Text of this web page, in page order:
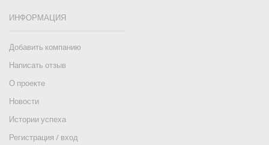
ИНФОРМАЦИЯ
Добавить компанию
Написать отзыв
О проекте
Новости
Истории успеха
Регистрация / вход